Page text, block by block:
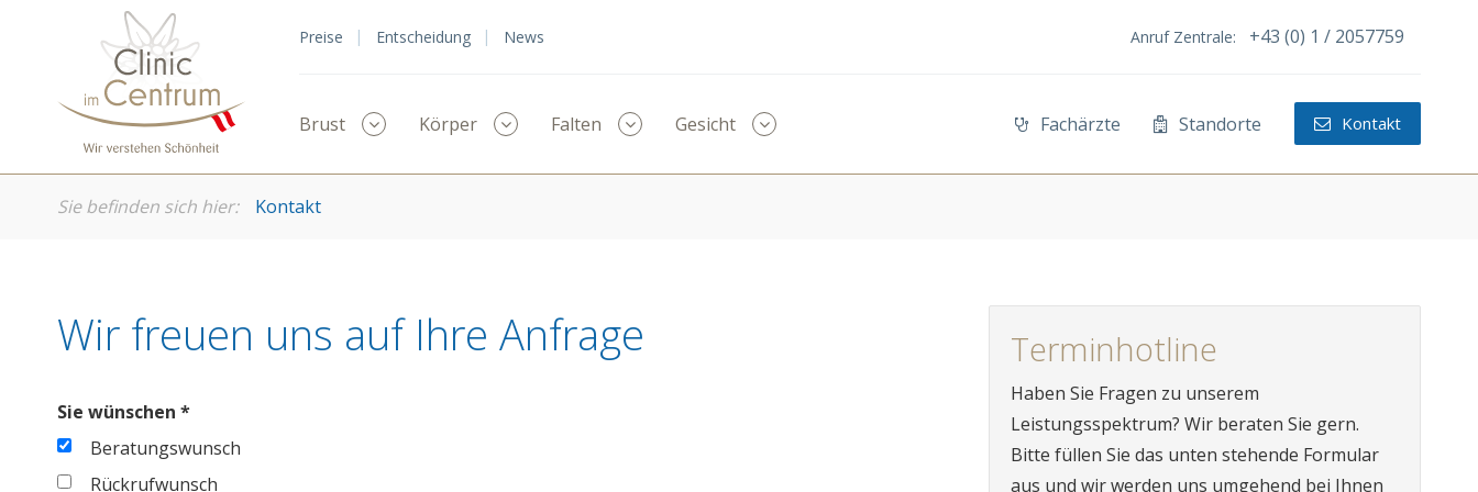
Centrum
Preise Entscheidung News Anruf Zentrale: +43 (0) 1 / 2057759
Menü
Brust
Menü
Körper
Menü
Falten
Menü
Gesicht Fachärzte Standorte Kontakt
Sie befinden sich hier: Kontakt
Wir freuen uns auf Ihre Anfrage
Sie wünschen *
Beratungswunsch
Rückrufwunsch
Terminhotline
Haben Sie Fragen zu unserem
Leistungsspektrum? Wir beraten Sie gern.
Bitte füllen Sie das unten stehende Formular
aus und wir werden uns umgehend bei Ihnen